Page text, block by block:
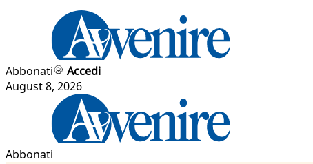
Abbonati
Accedi
August 8, 2026
Abbonati